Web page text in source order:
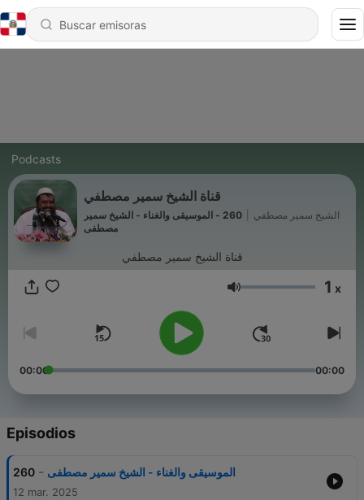
Podcasts
قناة الشيخ سمير مصطفي
الشيخ سمير مصطفي
260 - الموسيقى والغناء - الشيخ سمير
مصطفى
قناة الشيخ سمير مصطفي
Volumen 1 x
00:00 00:00
Episodios
260 - الموسيقى والغناء - الشيخ سمير مصطفى
12 mar. 2025